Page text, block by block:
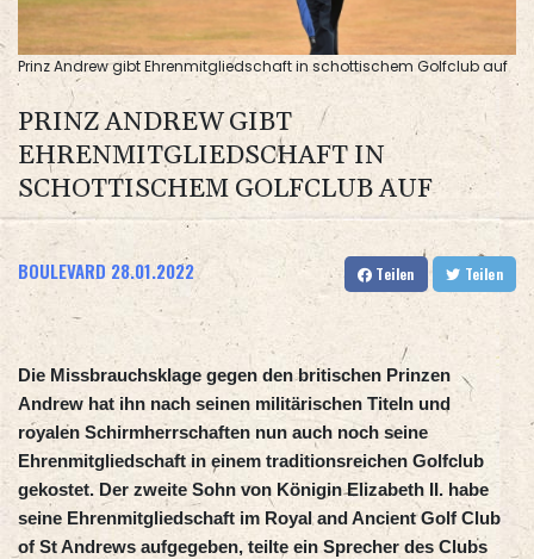
Prinz Andrew gibt Ehrenmitgliedschaft in schottischem Golfclub auf
PRINZ ANDREW GIBT
EHRENMITGLIEDSCHAFT IN
SCHOTTISCHEM GOLFCLUB AUF
BOULEVARD 28.01.2022 Teilen Teilen
Die Missbrauchsklage gegen den britischen Prinzen
Andrew hat ihn nach seinen militärischen Titeln und
royalen Schirmherrschaften nun auch noch seine
Ehrenmitgliedschaft in einem traditionsreichen Golfclub
gekostet. Der zweite Sohn von Königin Elizabeth II. habe
seine Ehrenmitgliedschaft im Royal and Ancient Golf Club
of St Andrews aufgegeben, teilte ein Sprecher des Clubs